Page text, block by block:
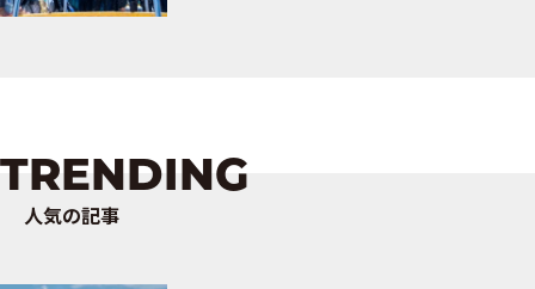
TRENDING
人気の記事